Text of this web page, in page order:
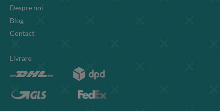
Despre noi
Blog
Contact
Livrare